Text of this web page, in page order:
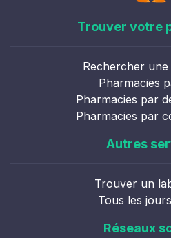
Trouver votre
Rechercher
Pharmacies
Pharmacies par
Pharmacies par
Autres
Trouver un
Tous les
Réseaux